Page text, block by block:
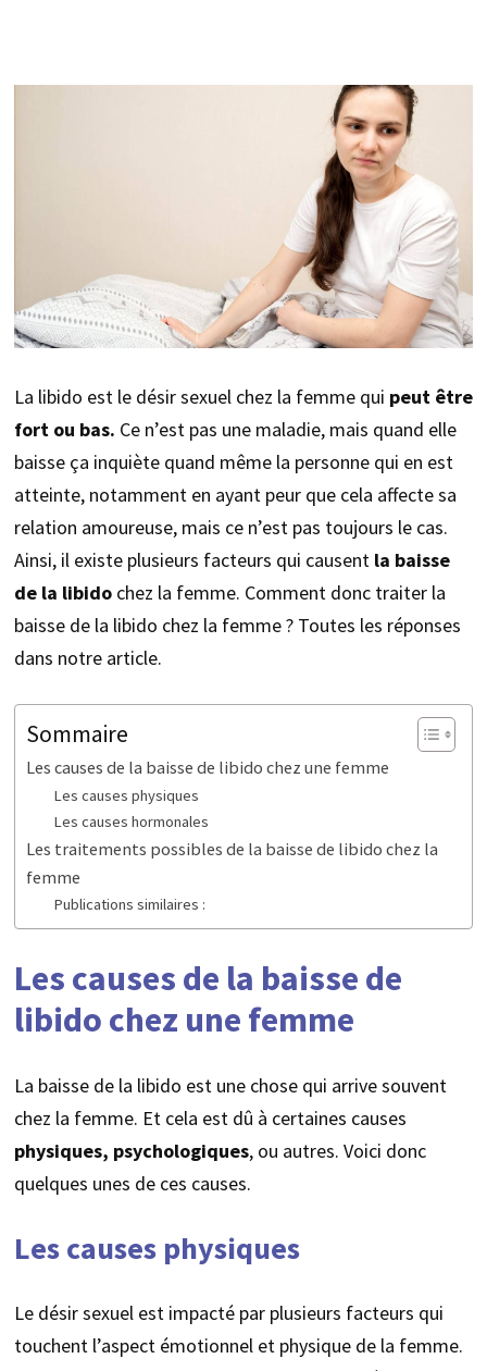
La libido est le désir sexuel chez la femme qui peut être
fort ou bas. Ce n’est pas une maladie, mais quand elle
baisse ça inquiète quand même la personne qui en est
atteinte, notamment en ayant peur que cela affecte sa
relation amoureuse, mais ce n’est pas toujours le cas.
Ainsi, il existe plusieurs facteurs qui causent la baisse
de la libido chez la femme. Comment donc traiter la
baisse de la libido chez la femme ? Toutes les réponses
dans notre article.
Sommaire
Les causes de la baisse de libido chez une femme
Les causes physiques
Les causes hormonales
Les traitements possibles de la baisse de libido chez la
femme
Publications similaires :
Les causes de la baisse de
libido chez une femme
La baisse de la libido est une chose qui arrive souvent
chez la femme. Et cela est dû à certaines causes
physiques, psychologiques, ou autres. Voici donc
quelques unes de ces causes.
Les causes physiques
Le désir sexuel est impacté par plusieurs facteurs qui
touchent l’aspect émotionnel et physique de la femme.